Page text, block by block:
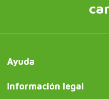
Ayuda
Información legal